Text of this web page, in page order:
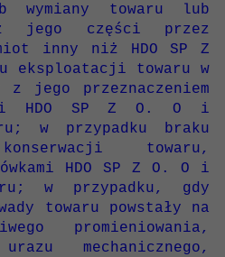
wymiany towaru lub
jego części przez
inny niż HDO SP Z
eksploatacji towaru w
z jego przeznaczeniem
HDO SP Z O. O i
w przypadku braku
towaru,
HDO SP Z O. O i
w przypadku, gdy
towaru powstały na
promieniowania,
mechanicznego,